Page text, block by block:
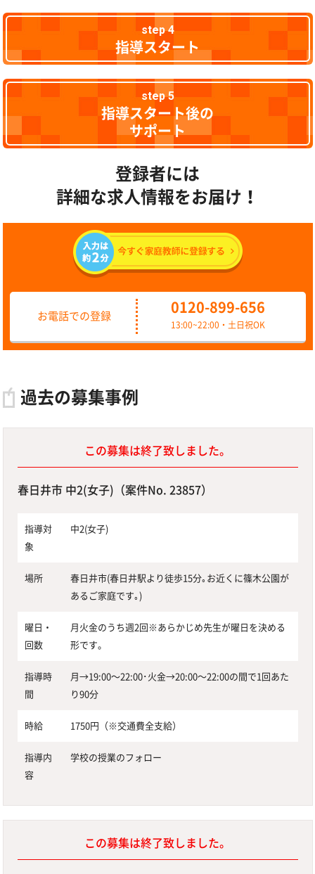
step 4
指導スタート
step 5
指導スタート後の
サポート
登録者には
詳細な求人情報をお届け！
お電話での登録
0120-899-656
13:00~22:00・土日祝OK
過去の募集事例
この募集は終了致しました。
春日井市 中2(女子)（案件No. 23857）
指導対
象
中2(女子)
場所
春日井市(春日井駅より徒歩15分｡お近くに篠木公園が
あるご家庭です｡)
曜日・
回数
月火金のうち週2回※あらかじめ先生が曜日を決める
形です。
指導時
間
月→19:00〜22:00･火金→20:00〜22:00の間で1回あた
り90分
時給 1750円（※交通費全支給）
指導内
容
学校の授業のフォロー
この募集は終了致しました。